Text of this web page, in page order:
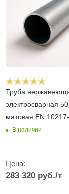
Труба
электросварная
матовая EN
В наличии
Цена:
283 320руб./т